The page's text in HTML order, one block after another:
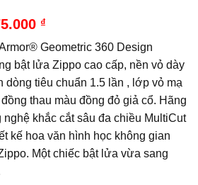
₫.
₫
tại
là:
3.275.000 ₫.
Geometric 360 Design
bật lửa Zippo cao cấp, nền vỏ dày
dòng tiêu chuẩn 1.5 lần , lớp vỏ mạ
thau màu đồng đỏ giả cổ. Hãng
khắc cắt sâu đa chiều MultiCut
kế hoa văn hình học không gian
Một chiếc bật lửa vừa sang